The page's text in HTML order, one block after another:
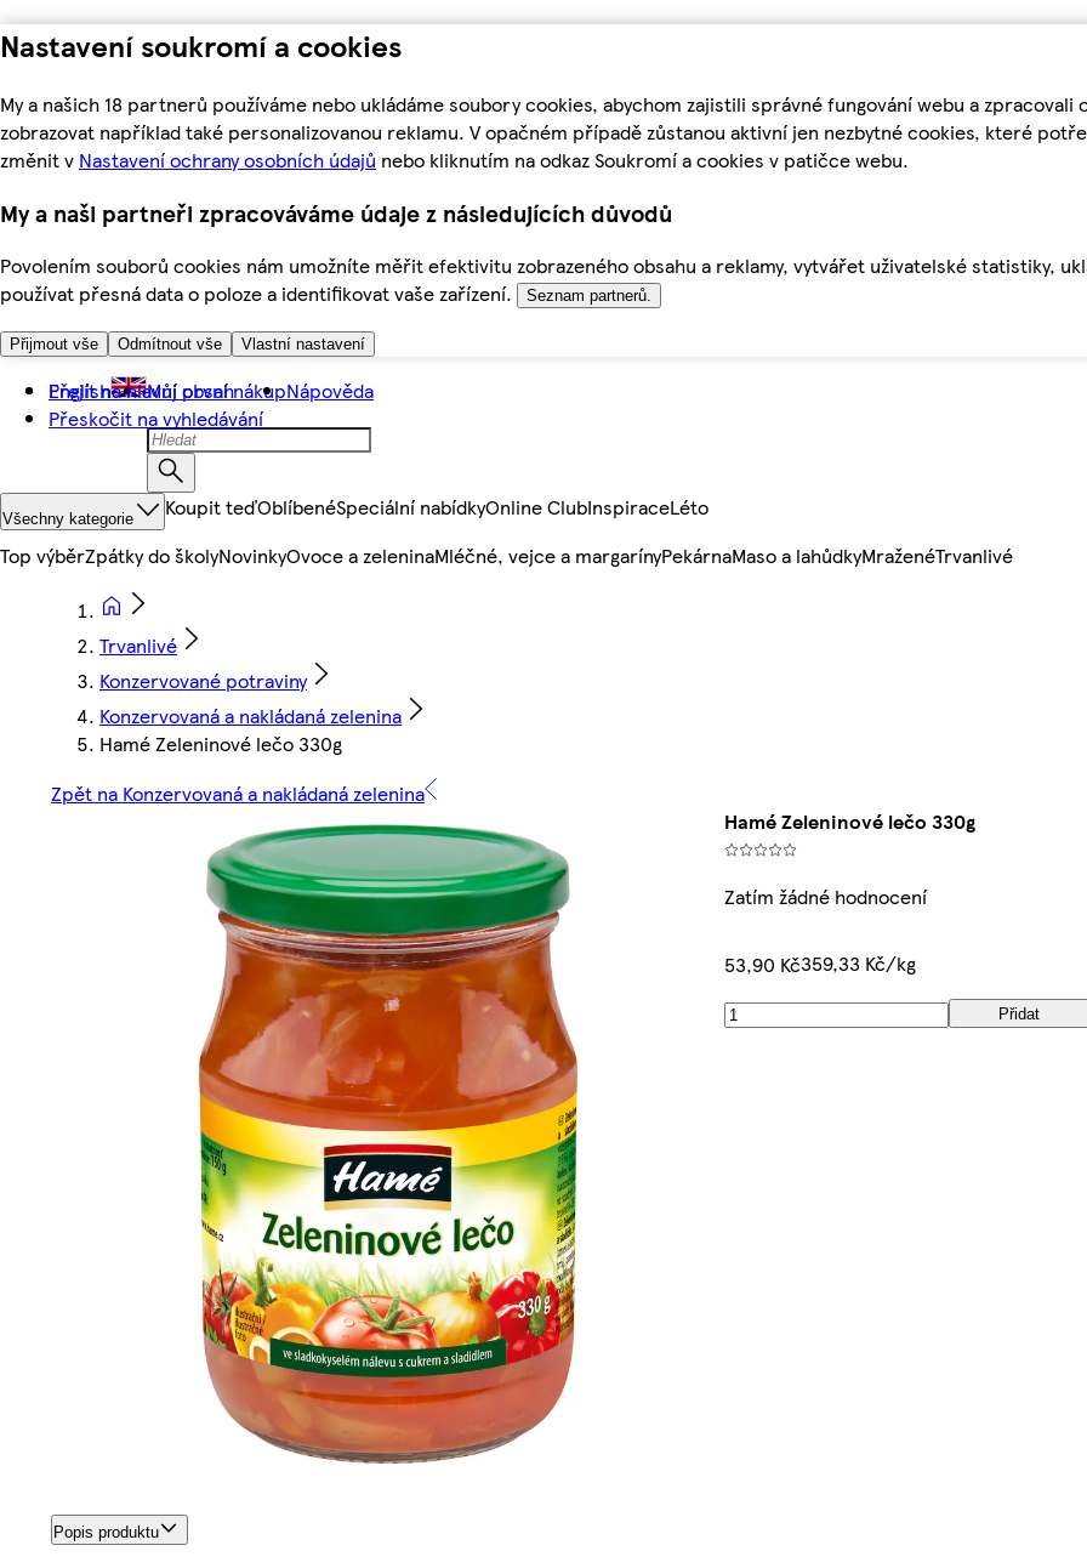
Nastavení soukromí a cookies
My a našich 18 partnerů používáme nebo ukládáme soubory cookies, abychom zajistili správné fungování webu a
zobrazovat například také personalizovanou reklamu. V opačném případě zůstanou aktivní jen nezbytné cookies, které
změnit v Nastavení ochrany osobních údajů nebo kliknutím na odkaz Soukromí a cookies v patičce webu.
My a naši partneři zpracováváme údaje z následujících důvodů
Povolením souborů cookies nám umožníte měřit efektivitu zobrazeného obsahu a reklamy, vytvářet uživatelské statistiky,
používat přesná data o poloze a identifikovat vaše zařízení.
Seznam partnerů.
Přijmout vše Odmítnout vše Vlastní nastavení
Přejít na hlavní obsah
Přeskočit na vyhledávání
English Můj první nákupNápověda
Všechny kategorie Koupit teďOblíbenéSpeciální nabídkyOnline ClubInspiraceLéto
Top výběrZpátky do školyNovinkyOvoce a zeleninaMléčné, vejce a margarínyPekárnaMaso a lahůdkyMraženéTrvanlivé
Trvanlivé
Konzervované potraviny
Konzervovaná a nakládaná zelenina
Hamé Zeleninové lečo 330g
Zpět na Konzervovaná a nakládaná zelenina
Hamé Zeleninové lečo 330g
Zatím žádné hodnocení
53,90 Kč359,33 Kč/kg
Přidat
Popis produktu